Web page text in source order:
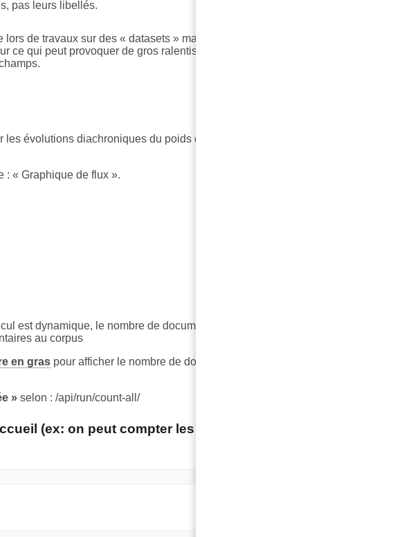
pas leurs libellés.
de travaux sur des « datasets » massifs, car cela équivaut à exporter
ce qui peut provoquer de gros ralentissements en fonction de la
évolutions diachroniques du poids de thématiques contenues dans
: « Graphique de flux ».
est dynamique, le nombre de documents se met à jour
au corpus
en graspour afficher le nombre de documents sur la page d’accueil de
»selon : /api/run/count-all/
(ex: on peut compter les « uris » dont on sait